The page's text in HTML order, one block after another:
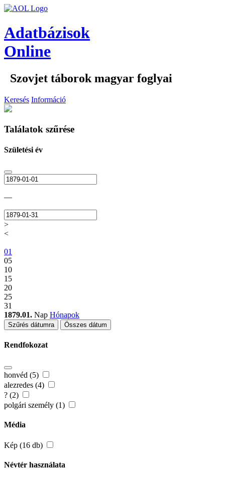
Adatbázisok
Online
Szovjet táborok magyar foglyai
Keresés Információ
Találatok szűrése
Születési év
—
>
<
01
05
10
15
20
25
31
1879.01. Nap Hónapok
Szűrés dátumra Összes dátum
Rendfokozat
honvéd (5)
alezredes (4)
? (2)
polgári személy (1)
Média
Kép (16 db)
Névtér használata